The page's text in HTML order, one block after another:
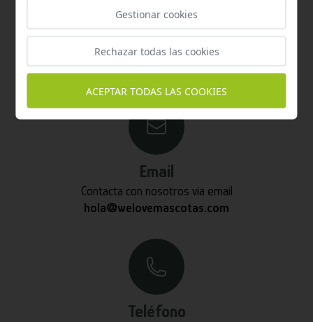
Horario de atención al cliente:
De lunes a jueves de 8:00 a 15:00 y viernes de 8:00 a 14:00
Email
Contacta con nosotros vía email
hola@welovemascotas.com
Teléfono
Gestionar cookies
Rechazar todas las cookies
ACEPTAR TODAS LAS COOKIES